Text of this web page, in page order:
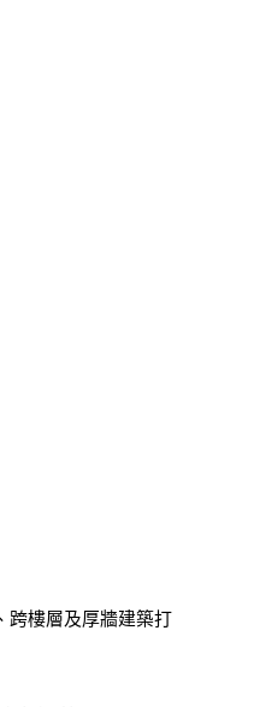
跨樓層及厚牆建築打